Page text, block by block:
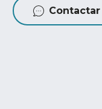
Contactar